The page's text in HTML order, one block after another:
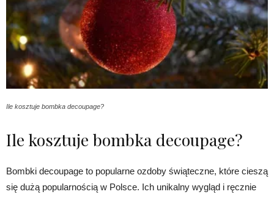
Ile kosztuje bombka decoupage?
Ile kosztuje bombka decoupage?
Bombki decoupage to popularne ozdoby świąteczne, które cieszą
się dużą popularnością w Polsce. Ich unikalny wygląd i ręcznie